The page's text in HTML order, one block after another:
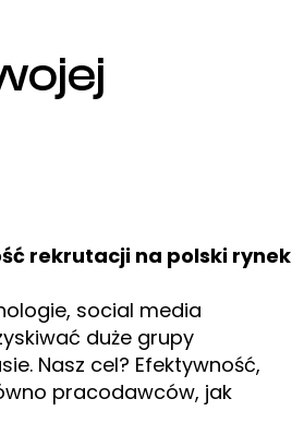
rekrutacji na polski rynek
social media
duże grupy
Nasz cel? Efektywność,
pracodawców, jak